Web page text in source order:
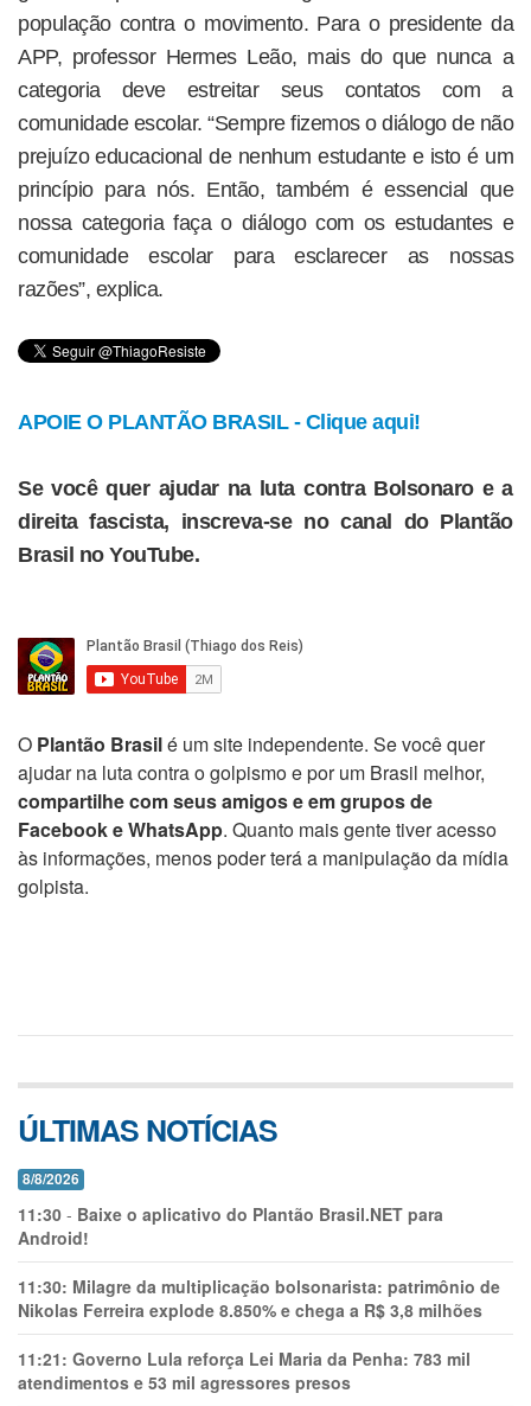
população contra o movimento. Para o presidente da
APP, professor Hermes Leão, mais do que nunca a
categoria deve estreitar seus contatos com a
comunidade escolar. “Sempre fizemos o diálogo de não
prejuízo educacional de nenhum estudante e isto é um
princípio para nós. Então, também é essencial que
nossa categoria faça o diálogo com os estudantes e
comunidade escolar para esclarecer as nossas
razões”, explica.
APOIE O PLANTÃO BRASIL - Clique aqui!
Se você quer ajudar na luta contra Bolsonaro e a
direita fascista, inscreva-se no canal do Plantão
Brasil no YouTube.
O Plantão Brasilé um site independente. Se você quer
ajudar na luta contra o golpismo e por um Brasil melhor,
compartilhe com seus amigos e em grupos de
Facebook e WhatsApp. Quanto mais gente tiver acesso
às informações, menos poder terá a manipulação da mídia
golpista.
ÚLTIMAS NOTÍCIAS
8/8/2026
11:30 - Baixe o aplicativo do Plantão Brasil.NET para
Android!
11:30: Milagre da multiplicação bolsonarista: patrimônio de
Nikolas Ferreira explode 8.850% e chega a R$ 3,8 milhões
11:21: Governo Lula reforça Lei Maria da Penha: 783 mil
atendimentos e 53 mil agressores presos